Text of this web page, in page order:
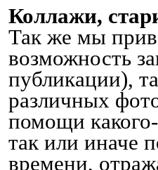
Коллажи,
Так же мы
возможность
публикации),
различных
помощи
так или иначе
времени,